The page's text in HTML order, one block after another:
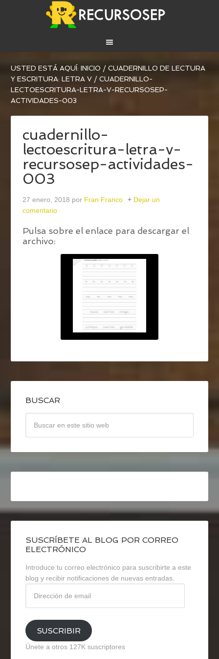
USTED ESTÁ AQUÍ:INICIO / CUADERNILLO DE LECTURA
Y ESCRITURA: LETRA V / CUADERNILLO-
LECTOESCRITURA-LETRA-V-RECURSOSEP-
ACTIVIDADES-003
cuadernillo-
lectoescritura-letra-v-
recursosep-actividades-
003
27 enero, 2018 por Fran Franco
Dejar un
comentario
Pulsa sobre el enlace para descargar el
archivo:
BUSCAR
SUSCRÍBETE AL BLOG POR CORREO
ELECTRÓNICO
Introduce tu correo electrónico para suscribirte a este
blog y recibir notificaciones de nuevas entradas.
email
SUSCRIBIR
Únete a otros 127K suscriptores